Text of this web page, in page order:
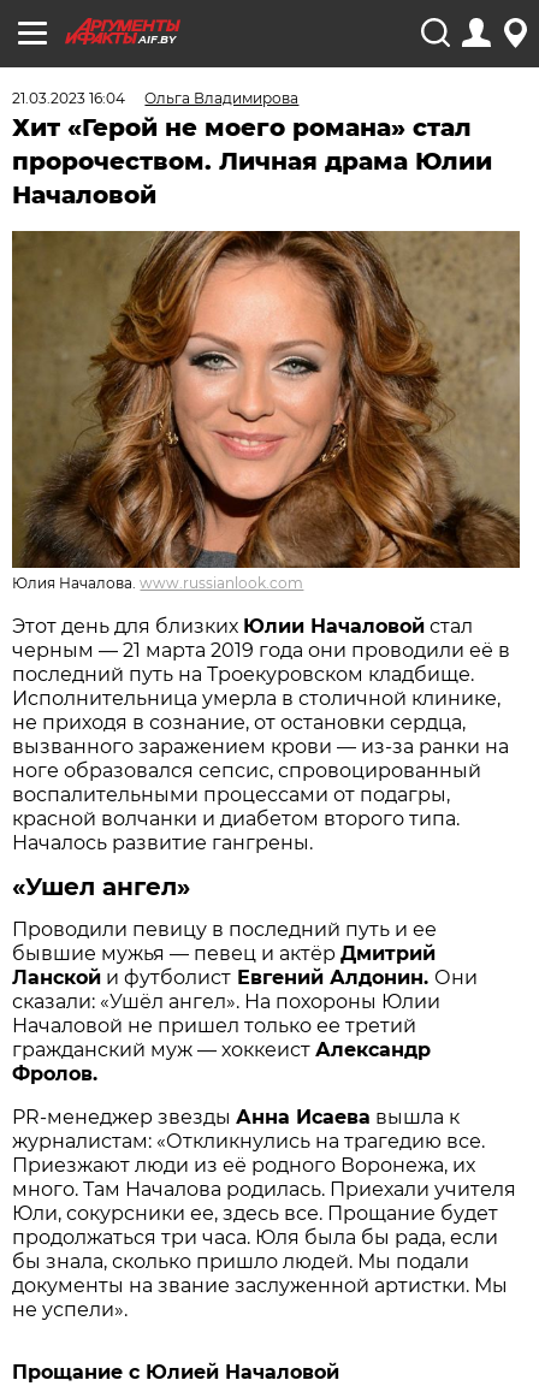
AIF.BY
21.03.2023 16:04 Ольга Владимирова
Хит «Герой не моего романа» стал
пророчеством. Личная драма Юлии
Началовой
Юлия Началова. www.russianlook.com
Этот день для близких Юлии Началовой стал
черным — 21 марта 2019 года они проводили её в
последний путь на Троекуровском кладбище.
Исполнительница умерла в столичной клинике,
не приходя в сознание, от остановки сердца,
вызванного заражением крови — из-за ранки на
ноге образовался сепсис, спровоцированный
воспалительными процессами от подагры,
красной волчанки и диабетом второго типа.
Началось развитие гангрены.
«Ушел ангел»
Проводили певицу в последний путь и ее
бывшие мужья — певец и актёрДмитрий
Ланской и футболист Евгений Алдонин. Они
сказали: «Ушёл ангел». На похороны Юлии
Началовой не пришел только ее третий
гражданский муж — хоккеистАлександр
Фролов.
PR-менеджер звездыАнна Исаева вышла к
журналистам: «Откликнулись на трагедию все.
Приезжают люди из её родного Воронежа, их
много. Там Началова родилась. Приехали учителя
Юли, сокурсники ее, здесь все. Прощание будет
продолжаться три часа. Юля была бы рада, если
бы знала, сколько пришло людей. Мы подали
документы на звание заслуженной артистки. Мы
не успели».
Прощание с Юлией Началовой